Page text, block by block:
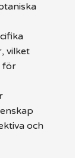
vilket
för
och